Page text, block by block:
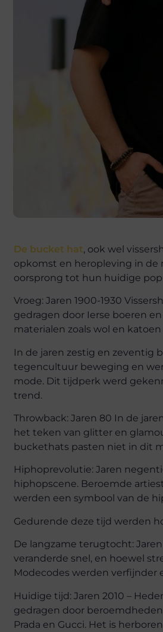
De bucket hat, ook wel
opkomst en heropleving in de
oorsprong tot hun huidige
Vroeg: Jaren 1900-1930
gedragen door Ierse boeren
materialen zoals wol en
In de jaren zestig en zeventig
tegencultuur beweging en
mode. Dit tijdperk werd
trend.
Throwback: Jaren 80 In de
het teken van glitter en
buckethats pasten niet in dit
Hiphoprevolutie: Jaren
hiphopscene. Beroemde
werden een symbool van de
Gedurende deze tijd werden
De langzame terugtocht:
veranderde snel, en hoewel
Modecodes werden verfijnder
Huidige tijd: Jaren 2010 –
gedragen door
Prada en Gucci. Het is